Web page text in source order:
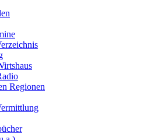
Regionen